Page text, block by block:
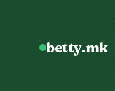
betty.mk